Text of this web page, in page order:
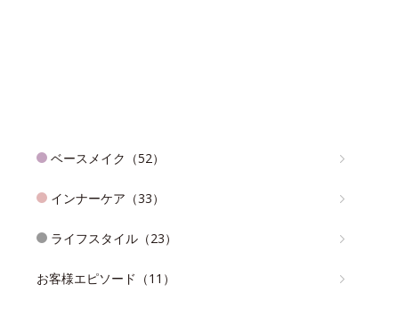
ベースメイク（52）
インナーケア（33）
ライフスタイル（23）
お客様エピソード（11）